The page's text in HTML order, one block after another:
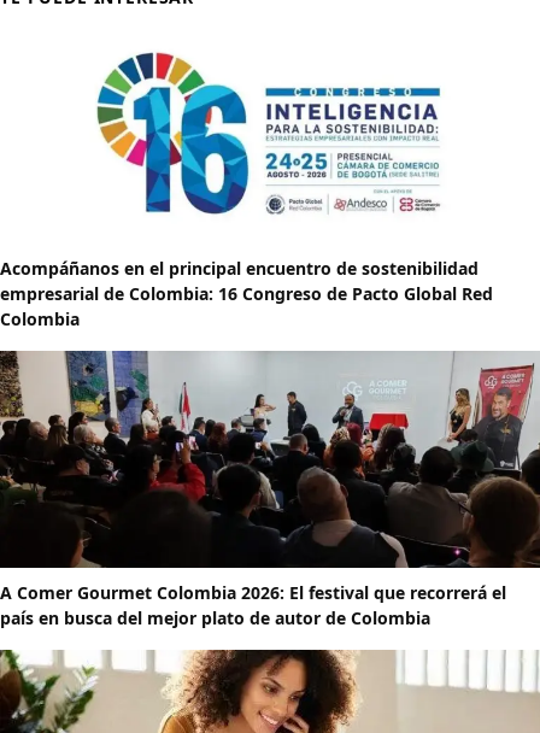
Acompáñanos en el principal encuentro de sostenibilidad
empresarial de Colombia: 16 Congreso de Pacto Global Red
Colombia
A Comer Gourmet Colombia 2026: El festival que recorrerá el
país en busca del mejor plato de autor de Colombia